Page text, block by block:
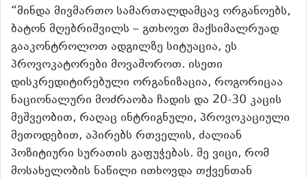
“მინდა მივმართო სამართალდამცავ ორგანოებს,
ბატონ მღებრიშვილს – გთხოვთ მაქსიმალრუად
გააკონტროლოთ ადგილზე სიტუაცია, ეს
პროვოკატორები მოვაშოროთ. ისეთი
დისკრედიტირებული ორგანიზაცია, როგორიცაა
ნაციონალური მოძრაობა ჩადის და 20-30 კაცის
მეშვეობით, რაღაც ინტრიგნული, პროვოკაციული
მეთოდებით, აპირებს რთველის, ძალიან
პოზიტიური სურათის გაფუჭებას. მე ვიცი, რომ
მოსახელობის ნაწილი ითხოვდა თქვენთან